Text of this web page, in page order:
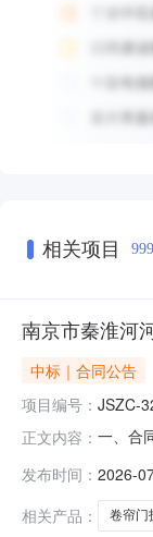
相关项目
南京市秦淮河
中标｜合同公告
项目编号： JSZC-
正文内容： 一、合
标的信
发布时间： 2026-
相关产品：
卷帘门